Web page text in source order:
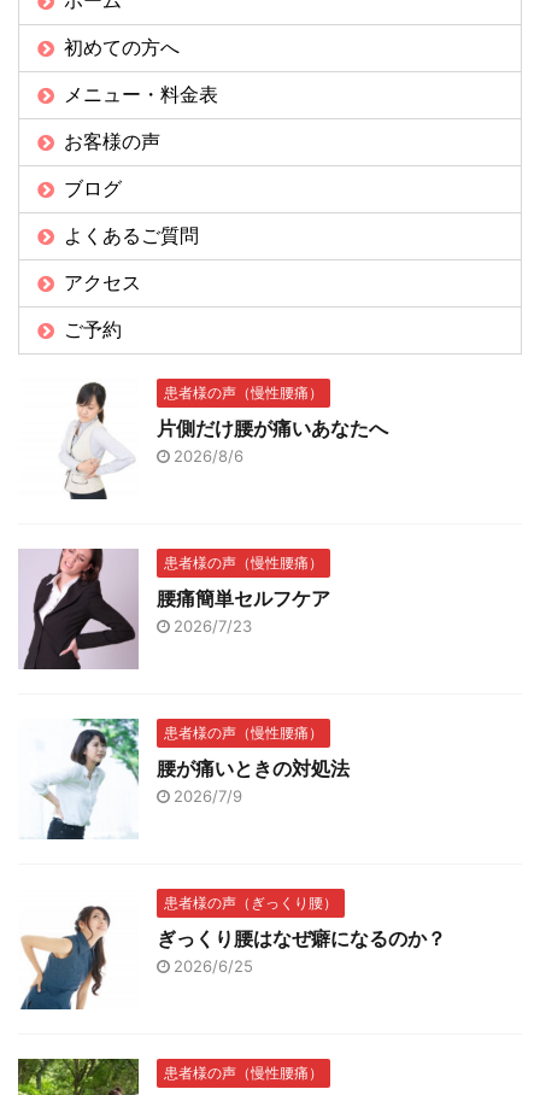
初めての方へ
メニュー・料金表
お客様の声
ブログ
よくあるご質問
アクセス
ご予約
患者様の声（慢性腰痛）
片側だけ腰が痛いあなたへ
2026/8/6
患者様の声（慢性腰痛）
腰痛簡単セルフケア
2026/7/23
患者様の声（慢性腰痛）
腰が痛いときの対処法
2026/7/9
患者様の声（ぎっくり腰）
ぎっくり腰はなぜ癖になるのか？
2026/6/25
患者様の声（慢性腰痛）